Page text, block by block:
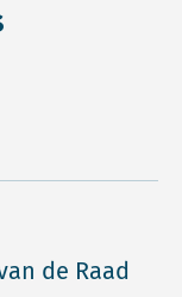
de Raad